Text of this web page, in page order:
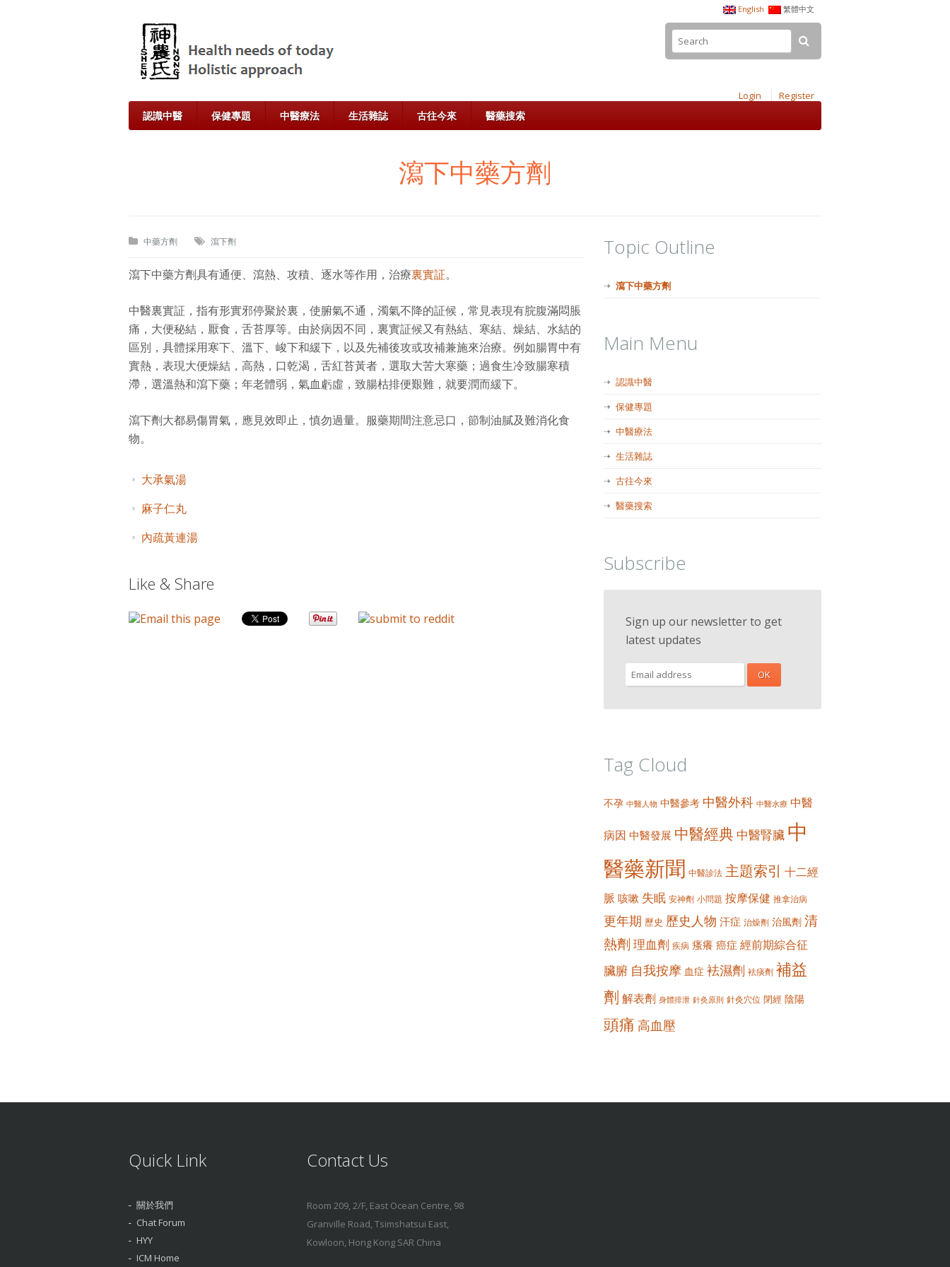
English 繁體中文
Login Register
認識中醫 保健專題 中醫療法 生活雜誌 古往今來 醫藥搜索
瀉下中藥方劑
中藥方劑 瀉下劑
瀉下中藥方劑具有通便、瀉熱、攻積、逐水等作用，治療裏實証。
中醫裏實証，指有形實邪停聚於裏，使腑氣不通，濁氣不降的証候，常見表現有脘腹滿悶脹
痛，大便秘結，厭食，舌苔厚等。由於病因不同，裏實証候又有熱結、寒結、燥結、水結的
區別，具體採用寒下、溫下、峻下和緩下，以及先補後攻或攻補兼施來治療。例如腸胃中有
實熱，表現大便燥結，高熱，口乾渴，舌紅苔黃者，選取大苦大寒藥；過食生冷致腸寒積
滯，選溫熱和瀉下藥；年老體弱，氣血虧虛，致腸枯排便艱難，就要潤而緩下。
瀉下劑大都易傷胃氣，應見效即止，慎勿過量。服藥期間注意忌口，節制油膩及難消化食
物。
大承氣湯
麻子仁丸
內疏黃連湯
Like & Share
Topic Outline
瀉下中藥方劑
Main Menu
認識中醫
保健專題
中醫療法
生活雜誌
古往今來
醫藥搜索
Subscribe
Sign up our newsletter to get
latest updates
Tag Cloud
不孕 中醫人物 中醫參考 中醫外科 中醫水療 中醫
病因 中醫發展 中醫經典 中醫腎臟 中
醫藥新聞 中醫診法 主題索引 十二經
脈 咳嗽 失眠 安神劑 小問題 按摩保健 推拿治病
更年期 歷史 歷史人物 汗症 治燥劑 治風劑 清
熱劑 理血劑 疾病 瘙癢 癌症 經前期綜合征
臟腑 自我按摩 血症 袪濕劑 袪痰劑 補益
劑 解表劑 身體排泄 針灸原則 針灸穴位 閉經 陰陽
頭痛 高血壓
Quick Link
關於我們
Chat Forum
HYY
ICM Home
Contact Us
Room 209, 2/F, East Ocean Centre, 98
Granville Road, Tsimshatsui East,
Kowloon, Hong Kong SAR China